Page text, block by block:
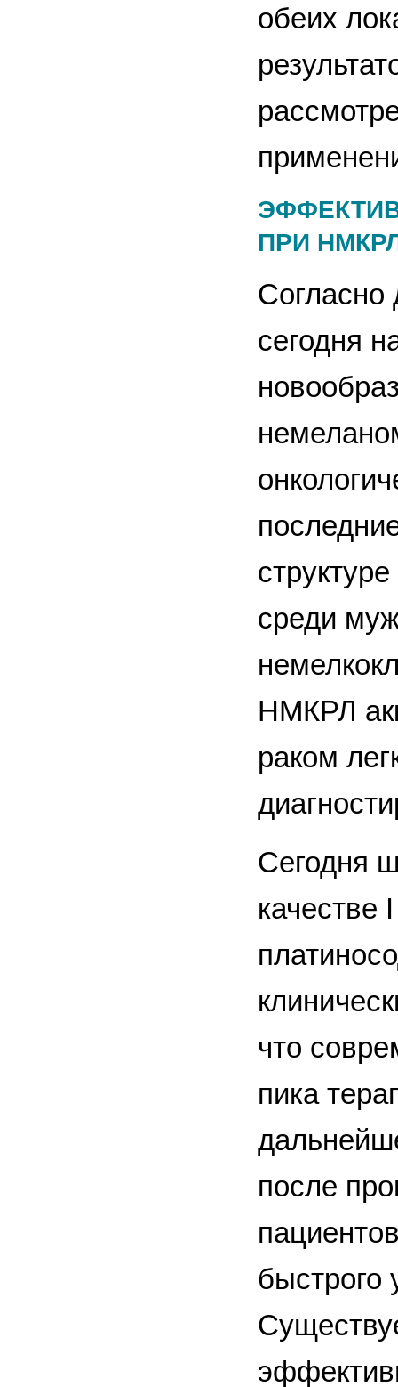
обеих
ПРИ
Согласно
сегодня
среди
НМКРЛ
раком
Сегодня
качестве
что
пика
после
быстрого